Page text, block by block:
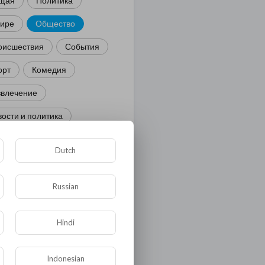
Общество
События
Комедия
и политика
Культура
и фауна ЖКХ
Медицина
и образование
Экономика
Dutch
Russian
Hindi
Indonesian